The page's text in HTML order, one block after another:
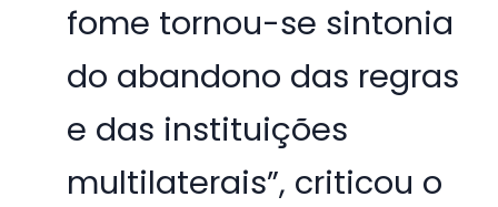
fome tornou-se sintonia
do abandono das regras
e das instituições
multilaterais”, criticou o